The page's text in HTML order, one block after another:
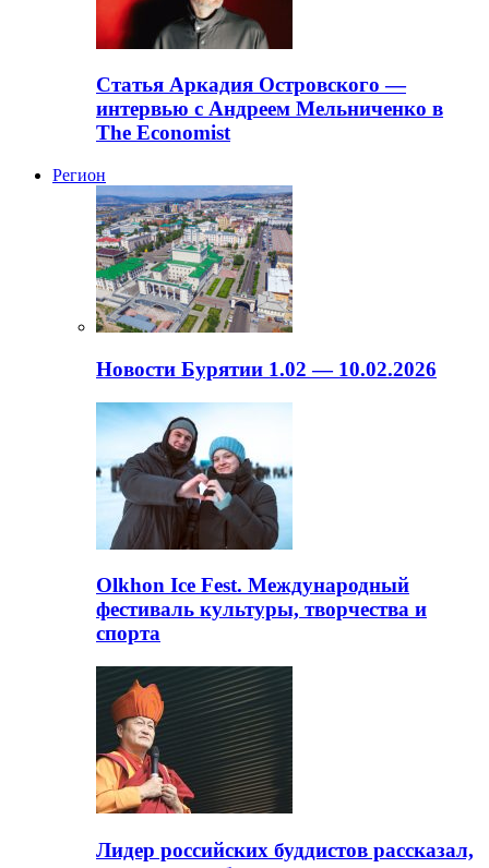
Статья Аркадия Островского —
интервью с Андреем Мельниченко в
The Economist
Регион
Новости Бурятии 1.02 — 10.02.2026
Olkhon Ice Fest. Международный
фестиваль культуры, творчества и
спорта
Лидер российских буддистов рассказал,